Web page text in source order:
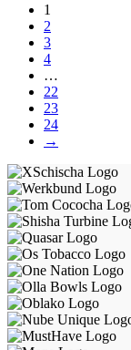
1
2
3
4
…
22
23
24
→